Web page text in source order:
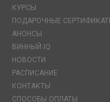
КУРСЫ
ПОДАРОЧНЫЕ
АНОНСЫ
ВИННЫЙ IQ
НОВОСТИ
РАСПИСАНИЕ
КОНТАКТЫ
СПОСОБЫ ОПЛАТЫ